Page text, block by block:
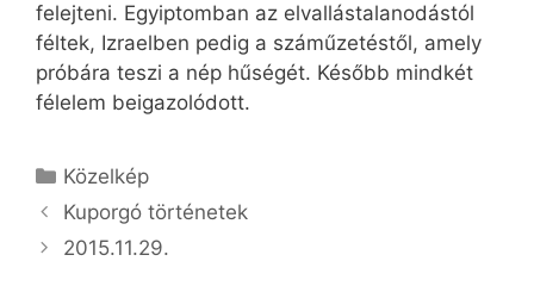
felejteni. Egyiptomban az elvallástalanodástól
féltek, Izraelben pedig a száműzetéstől, amely
próbára teszi a nép hűségét. Később mindkét
félelem beigazolódott.
Kategória
Közelkép
Kuporgó történetek
2015.11.29.